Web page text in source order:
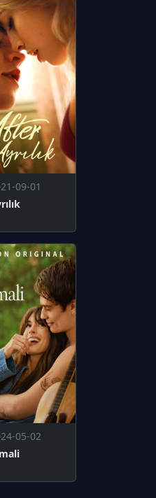
09-01
05-02